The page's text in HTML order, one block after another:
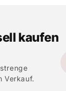
kaufen
Verkauf.